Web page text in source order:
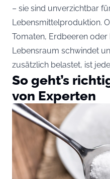
– sie sind unverzichtbar
Lebensmittelproduktion.
Tomaten, Erdbeeren oder
Lebensraum schwindet
zusätzlich belastet, ist
So geht’s
von Experten